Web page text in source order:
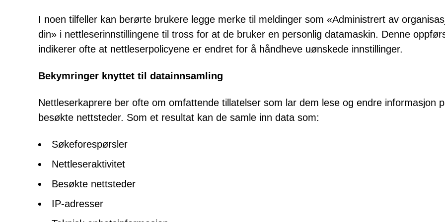
I noen tilfeller kan berørte brukere legge merke til meldinger som «Administrert av
din» i nettleserinnstillingene til tross for at de bruker en personlig datamaskin. Denne
indikerer ofte at nettleserpolicyene er endret for å håndheve uønskede innstillinger.
Bekymringer knyttet til datainnsamling
Nettleserkaprere ber ofte om omfattende tillatelser som lar dem lese og endre informasjon
besøkte nettsteder. Som et resultat kan de samle inn data som:
Søkeforespørsler
Nettleseraktivitet
Besøkte nettsteder
IP-adresser